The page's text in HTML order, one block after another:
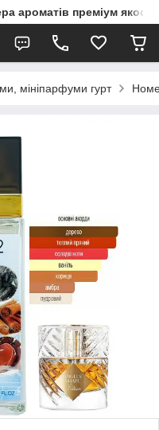
ароматів преміум
мініпарфуми гурт